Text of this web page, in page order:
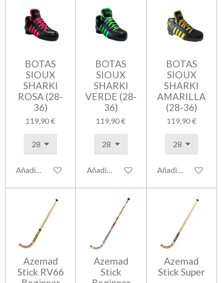
BOTAS
SIOUX
SHARKI
ROSA (28-
36)
119,90 €
Añadir al carrito
BOTAS
SIOUX
SHARKI
VERDE (28-
36)
119,90 €
Añadir al carrito
BOTAS
SIOUX
SHARKI
AMARILLA
(28-36)
119,90 €
Añadir al carrito
Azemad
Stick RV66
Azemad
Stick
Azemad
Stick Super